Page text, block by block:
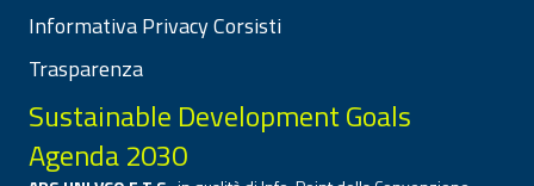
Informativa Privacy Corsisti
Trasparenza
Sustainable Development Goals
Agenda 2030